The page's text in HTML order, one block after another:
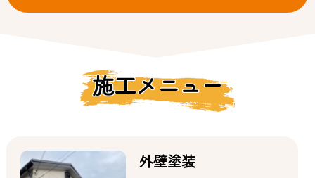
施工メニュー
外壁塗装